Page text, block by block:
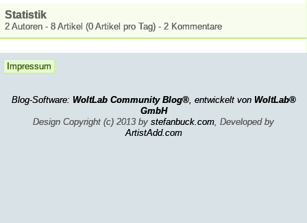
Statistik
2 Autoren - 8 Artikel (0 Artikel pro Tag) - 2 Kommentare
Impressum
Blog-Software: WoltLab Community Blog®, entwickelt von WoltLab®
GmbH
Design Copyright (c) 2013 by stefanbuck.com, Developed by
ArtistAdd.com